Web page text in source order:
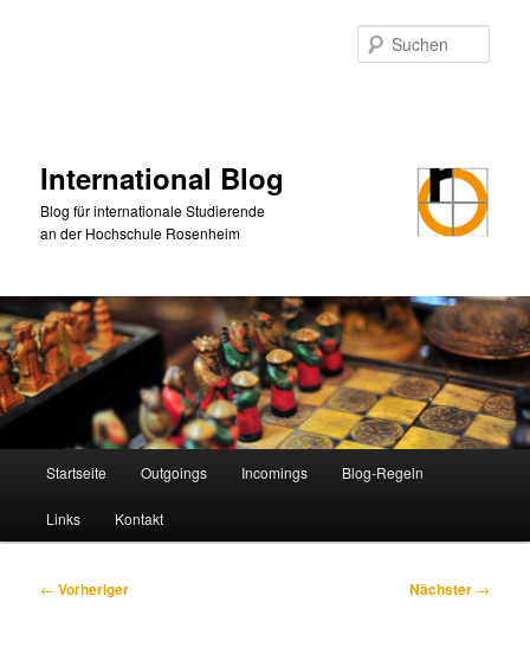
International Blog
Blog für internationale Studierende
an der Hochschule Rosenheim
Startseite Outgoings Incomings Blog-Regeln
Links Kontakt
Beitragsnavigation
← Vorheriger Nächster →